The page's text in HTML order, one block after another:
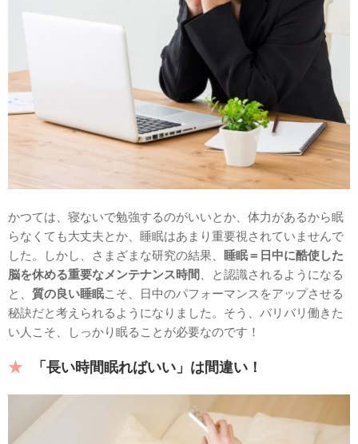
かつては、寝ないで勉強するのがいいとか、体力があるから眠
らなくても大丈夫とか、睡眠はあまり重要視されていませんで
した。しかし、さまざまな研究の結果、
睡眠＝日中に酷使した
脳を休める重要なメンテナンス時間
、と認識されるようになる
と、 質の良い睡眠こそ、日中のパフォーマンスをアップさせる
秘訣だと考えられるようになりました。そう、バリバリ働きた
い人こそ、しっかり眠ることが必要なのです！
「長い時間眠ればいい」は間違い！